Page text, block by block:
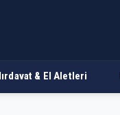
& El Aletleri